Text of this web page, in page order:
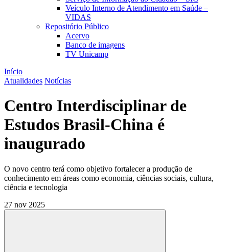
Veículo Interno de Atendimento em Saúde –
VIDAS
Repositório Público
Acervo
Banco de imagens
TV Unicamp
Início
Atualidades Notícias
Centro Interdisciplinar de
Estudos Brasil-China é
inaugurado
O novo centro terá como objetivo fortalecer a produção de
conhecimento em áreas como economia, ciências sociais, cultura,
ciência e tecnologia
27 nov 2025